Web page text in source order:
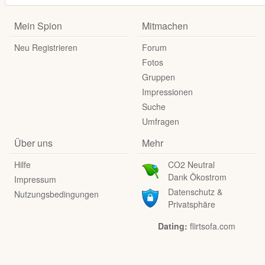
Mein Spion
Neu Registrieren
Mitmachen
Forum
Fotos
Gruppen
Impressionen
Suche
Umfragen
Über uns
Hilfe
Impressum
Nutzungsbedingungen
Mehr
CO2 Neutral
Dank Ökostrom
Datenschutz &
Privatsphäre
Dating: flirtsofa.com